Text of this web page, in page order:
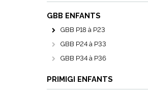
GBB ENFANTS
GBB P18 à P23
GBB P24 à P33
GBB P34 à P36
PRIMIGI ENFANTS